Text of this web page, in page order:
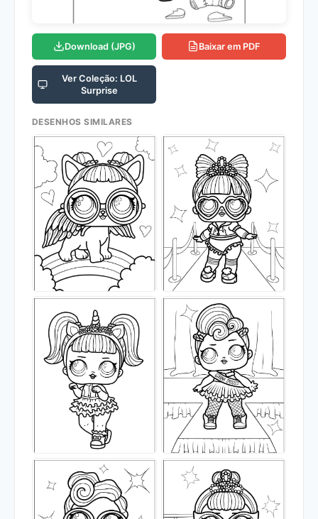
Download (JPG) Baixar em PDF
Ver Coleção: LOL
Surprise
DESENHOS SIMILARES